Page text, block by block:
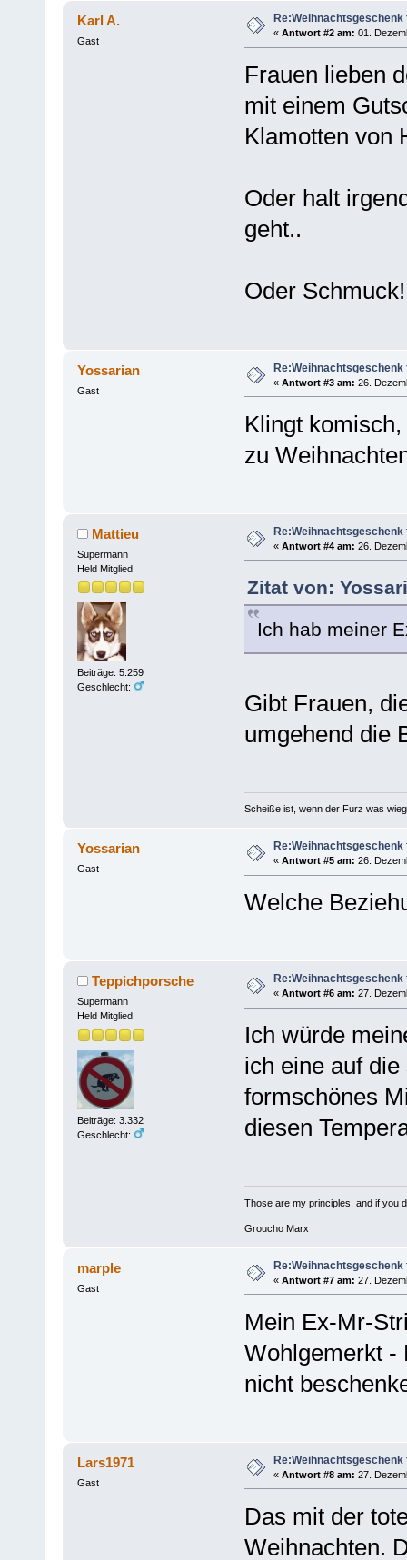
Karl A.
Gast
Re:Weihnachtsgeschenk
« Antwort #2 am: 01.
Frauen lieben
mit einem
Klamotten von
Oder halt
geht..
Oder
Yossarian
Gast
Re:Weihnachtsgeschenk
« Antwort #3 am: 26.
Klingt
zu
Mattieu
Supermann
Held Mitglied
Beiträge: 5.259
Geschlecht:
Re:Weihnachtsgeschenk
« Antwort #4 am: 26.
Zitat von:
Ich hab meiner
Gibt Frauen,
umgehend die
Scheiße ist, wenn der Furz was
Yossarian
Gast
Re:Weihnachtsgeschenk
« Antwort #5 am: 26.
Welche
Teppichporsche
Supermann
Held Mitglied
Beiträge: 3.332
Geschlecht:
Re:Weihnachtsgeschenk
« Antwort #6 am: 27.
Ich würde
ich eine auf
formschönes
diesen
Those are my principles, and if you
Groucho Marx
marple
Gast
Re:Weihnachtsgeschenk
« Antwort #7 am: 27.
Mein Ex-Mr-
Wohlgemerkt -
nicht
Lars1971
Gast
Re:Weihnachtsgeschenk
« Antwort #8 am: 27.
Das mit der
Weihnachten.